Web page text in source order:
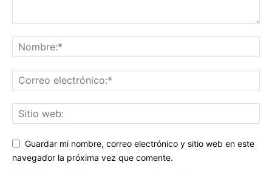
Guardar mi nombre, correo electrónico y sitio web en este
navegador la próxima vez que comente.